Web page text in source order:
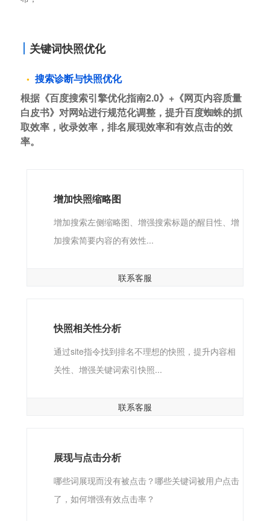
关键词快照优化
搜索诊断与快照优化
根据《百度搜索引擎优化指南2.0》+《网页内容质量
白皮书》对网站进行规范化调整，提升百度蜘蛛的抓
取效率，收录效率，排名展现效率和有效点击的效
率。
增加快照缩略图
增加搜索左侧缩略图、增强搜索标题的醒目性、增
加搜索简要内容的有效性...
联系客服
快照相关性分析
通过site指令找到排名不理想的快照，提升内容相
关性、增强关键词索引快照...
联系客服
展现与点击分析
哪些词展现而没有被点击？哪些关键词被用户点击
了，如何增强有效点击率？